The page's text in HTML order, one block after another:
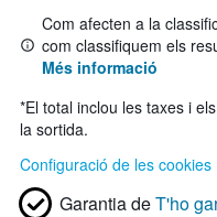
Com afecten a la
com classifiquem els
Més informació
*El total inclou les taxes i
la sortida.
Configuració de les cookies
Garantia deT'ho